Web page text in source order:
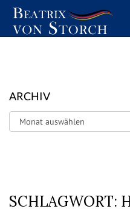
ARCHIV
Archiv
SCHLAGWORT: